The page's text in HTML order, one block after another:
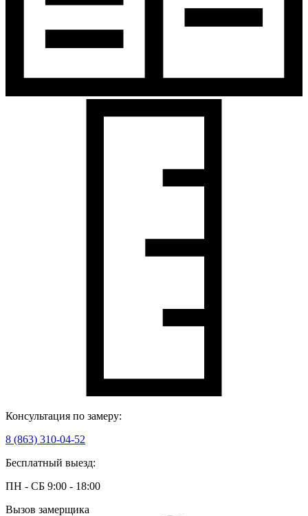
Консультация по замеру:
8 (863) 310-04-52
Бесплатный выезд:
ПН - СБ 9:00 - 18:00
Вызов замерщика